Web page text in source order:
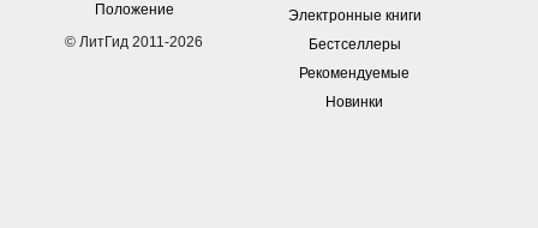
Положение
© ЛитГид 2011-2026
Электронные книги
Бестселлеры
Рекомендуемые
Новинки